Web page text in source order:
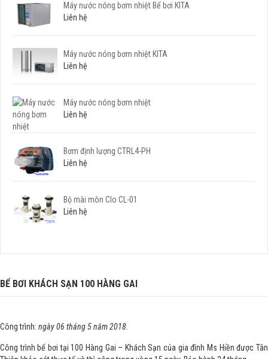
Máy nước nóng bơm nhiệt Bể bơi KITA
Liên hệ
Máy nước nóng bơm nhiệt KITA
Liên hệ
Máy nước nóng bơm nhiệt
Liên hệ
Bơm định lượng CTRL4-PH
Liên hệ
Bộ mài mòn Clo CL-01
Liên hệ
BỂ BƠI KHÁCH SẠN 100 HÀNG GAI
Công trình: ngày 06 tháng 5 năm 2018.
Công trình bể bơi tại 100 Hàng Gai – Khách Sạn của gia đình Ms Hiền được Tân